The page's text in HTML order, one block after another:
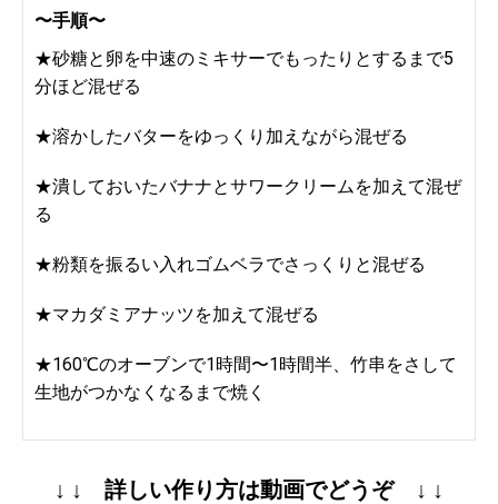
〜手順〜
★砂糖と卵を中速のミキサーでもったりとするまで5
分ほど混ぜる
★溶かしたバターをゆっくり加えながら混ぜる
★潰しておいたバナナとサワークリームを加えて混ぜ
る
★粉類を振るい入れゴムベラでさっくりと混ぜる
★マカダミアナッツを加えて混ぜる
★160℃のオーブンで1時間〜1時間半、竹串をさして
生地がつかなくなるまで焼く
↓ ↓ 詳しい作り方は動画でどうぞ ↓ ↓